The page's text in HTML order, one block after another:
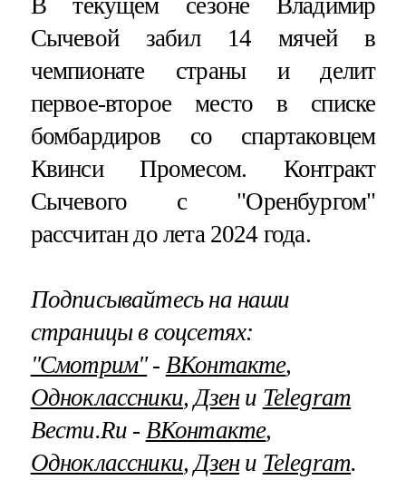
В текущем сезоне Владимир
Сычевой забил 14 мячей в
чемпионате страны и делит
первое-второе место в списке
бомбардиров со спартаковцем
Квинси Промесом. Контракт
Сычевого с "Оренбургом"
рассчитан до лета 2024 года.
Подписывайтесь на наши
страницы в соцсетях:
"Смотрим"‐ ВКонтакте,
Одноклассники, Дзени Telegram
Вести.Ru ‐ ВКонтакте,
Одноклассники, Дзени Telegram.